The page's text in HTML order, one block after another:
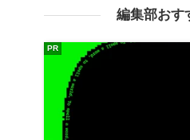
編集部おす
PR